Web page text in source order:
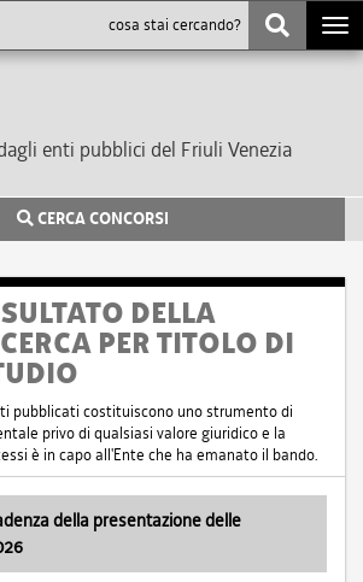
enti pubblici del Friuli Venezia
CERCA CONCORSI
DELLA
PER TITOLO DI
pubblicati costituiscono uno strumento di
privo di qualsiasi valore giuridico e la
è in capo all'Ente che ha emanato il bando.
della presentazione delle